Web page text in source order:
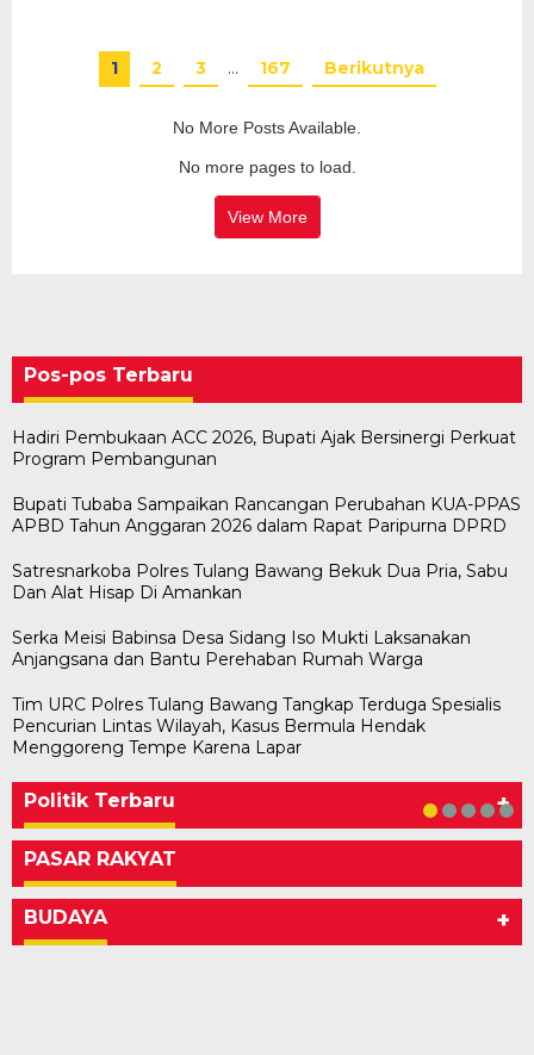
1 2 3 … 167 Berikutnya
No More Posts Available.
No more pages to load.
View More
Pos-pos Terbaru
Hadiri Pembukaan ACC 2026, Bupati Ajak Bersinergi Perkuat
Program Pembangunan
Bupati Tubaba Sampaikan Rancangan Perubahan KUA-PPAS
APBD Tahun Anggaran 2026 dalam Rapat Paripurna DPRD
Satresnarkoba Polres Tulang Bawang Bekuk Dua Pria, Sabu
Dan Alat Hisap Di Amankan
Serka Meisi Babinsa Desa Sidang Iso Mukti Laksanakan
Anjangsana dan Bantu Perehaban Rumah Warga
Tim URC Polres Tulang Bawang Tangkap Terduga Spesialis
Pencurian Lintas Wilayah, Kasus Bermula Hendak
Menggoreng Tempe Karena Lapar
Politik Terbaru +
Bawaslu Tegaskan Sikap Siap Bersinergi
Di KABAR AKTUAL, POLITIK
Usai Musda, DPD Golkar Tulang Bawang Gelar
Di POLITIK | 11 Mei 2026
M. Aris Pratama Hanan Resmi ‘Nakhodai’ DPD II
Di POLITIK | 1 Mei 2026
Herman HN Lantik Budi Yohanda sebagai
Di POLITIK | 29 Januari 2026
Bupati Tubaba Hadiri Pelantikan Pengurus DPD
Di POLITIK | 28 Januari 2026
PASAR RAKYAT
BUDAYA +